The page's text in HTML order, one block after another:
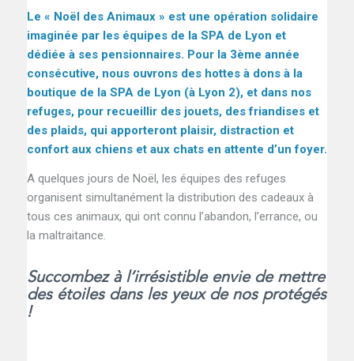
Le « Noël des Animaux » est une opération solidaire
imaginée par les équipes de la SPA de Lyon et
dédiée à ses pensionnaires. Pour la 3ème année
consécutive, nous ouvrons des hottes à dons à la
boutique de la SPA de Lyon (à Lyon 2), et dans nos
refuges, pour recueillir des jouets, des friandises et
des plaids, qui apporteront plaisir, distraction et
confort aux chiens et aux chats en attente d’un foyer.
A quelques jours de Noël, les équipes des refuges
organisent simultanément la distribution des cadeaux à
tous ces animaux, qui ont connu l’abandon, l’errance, ou
la maltraitance.
Succombez à l’irrésistible envie de mettre
des étoiles dans les yeux de nos protégés
!